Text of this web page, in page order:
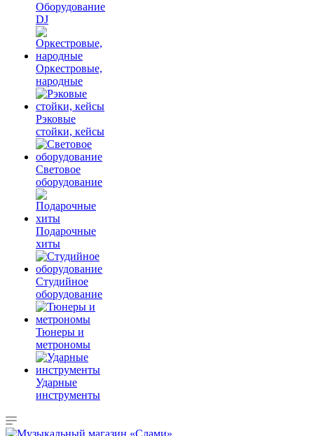
Оборудование
DJ
Оркестровые,
народные
Рэковые
стойки, кейсы
Световое
оборудование
Подарочные
хиты
Студийное
оборудование
Тюнеры и
метрономы
Ударные
инструменты